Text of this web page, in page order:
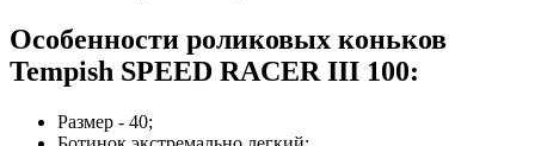
Особенности роликовых коньков
Tempish SPEED RACER III 100:
Размер - 40;